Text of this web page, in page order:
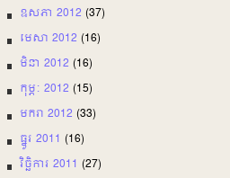
ឩសភា 2012 (37)
មេសា 2012 (16)
មិនា 2012 (16)
កុម្ភៈ 2012 (15)
មករា 2012 (33)
ធ្នូរ 2011 (16)
វិច្ឆិការ 2011 (27)